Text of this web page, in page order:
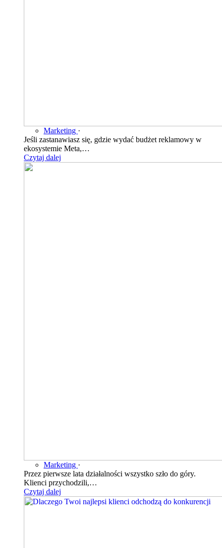
Marketing ·
Jeśli zastanawiasz się, gdzie wydać budżet reklamowy w
ekosystemie Meta,…
Czytaj dalej
Marketing ·
Przez pierwsze lata działalności wszystko szło do góry.
Klienci przychodzili,…
Czytaj dalej